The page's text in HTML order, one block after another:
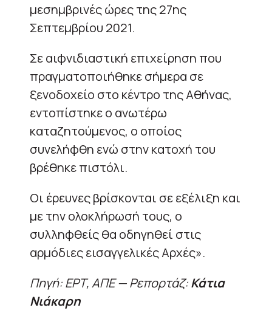
μεσημβρινές ώρες της 27ης
Σεπτεμβρίου 2021.
Σε αιφνιδιαστική επιχείρηση που
πραγματοποιήθηκε σήμερα σε
ξενοδοχείο στο κέντρο της Αθήνας,
εντοπίστηκε ο ανωτέρω
καταζητούμενος, ο οποίος
συνελήφθη ενώ στην κατοχή του
βρέθηκε πιστόλι.
Οι έρευνες βρίσκονται σε εξέλιξη και
με την ολοκλήρωσή τους, ο
συλληφθείς θα οδηγηθεί στις
αρμόδιες εισαγγελικές Αρχές».
Πηγή: ΕΡΤ, ΑΠΕ — Ρεπορτάζ:Κάτια
Νιάκαρη